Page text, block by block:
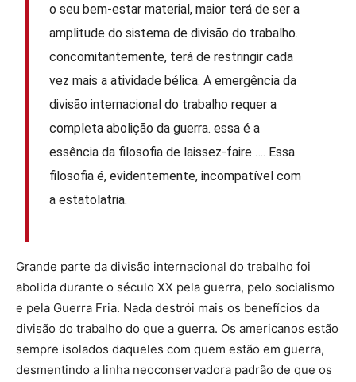
o seu bem-estar material, maior terá de ser a
amplitude do sistema de divisão do trabalho.
concomitantemente, terá de restringir cada
vez mais a atividade bélica. A emergência da
divisão internacional do trabalho requer a
completa abolição da guerra. essa é a
essência da filosofia de laissez-faire …. Essa
filosofia é, evidentemente, incompatível com
a estatolatria.
Grande parte da divisão internacional do trabalho foi
abolida durante o século XX pela guerra, pelo socialismo
e pela Guerra Fria. Nada destrói mais os benefícios da
divisão do trabalho do que a guerra. Os americanos estão
sempre isolados daqueles com quem estão em guerra,
desmentindo a linha neoconservadora padrão de que os